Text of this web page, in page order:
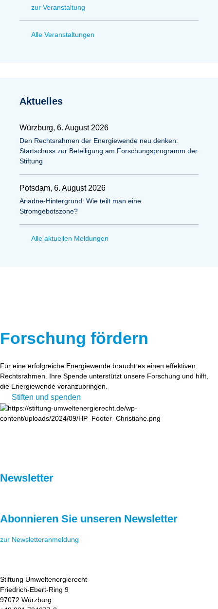
zur Veranstaltung
Alle Veranstaltungen
Aktuelles
Würzburg, 6. August 2026
Den Rechtsrahmen der Energiewende neu denken:
Startschuss zur Beteiligung am Forschungsprogramm der
Stiftung
Potsdam, 6. August 2026
Ariadne-Hintergrund: Wie teilt man eine
Stromgebotszone?
Alle aktuellen Meldungen
Forschung fördern
Für eine erfolgreiche Energiewende braucht es einen effektiven
Rechtsrahmen. Ihre Spende unterstützt unsere Forschung und hilft,
die Energiewende voranzubringen.
Stiften und spenden
Newsletter
Abonnieren Sie unseren Newsletter
zur Newsletteranmeldung
Stiftung Umweltenergierecht
Friedrich-Ebert-Ring 9
97072 Würzburg